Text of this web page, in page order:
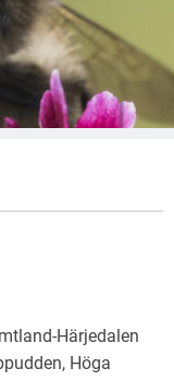
Natursnokarna
Program 2026
Rapporter & Stadgar
Härjedalen
Höga